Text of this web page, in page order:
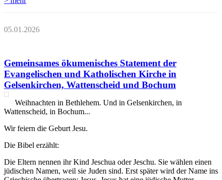
05.01.2026
Gemeinsames ökumenisches Statement der
Evangelischen und Katholischen Kirche in
Gelsenkirchen, Wattenscheid und Bochum
Weihnachten in Bethlehem. Und in Gelsenkirchen, in
Wattenscheid, in Bochum...
Wir feiern die Geburt Jesu.
Die Bibel erzählt:
Die Eltern nennen ihr Kind Jeschua oder Jeschu. Sie wählen einen
jüdischen Namen, weil sie Juden sind. Erst später wird der Name ins